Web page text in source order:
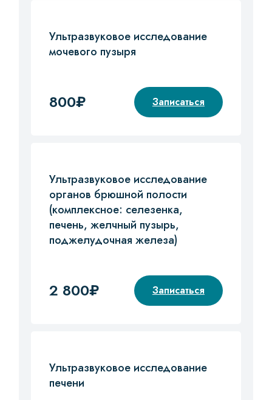
Ультразвуковое исследование
мочевого пузыря
800₽ Записаться
Ультразвуковое исследование
органов брюшной полости
(комплексное: селезенка,
печень, желчный пузырь,
поджелудочная железа)
2 800₽ Записаться
Ультразвуковое исследование
печени